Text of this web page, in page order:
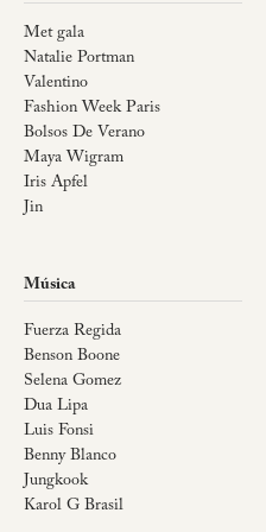
Met gala
Natalie Portman
Valentino
Fashion Week Paris
Bolsos De Verano
Maya Wigram
Iris Apfel
Jin
Música
Fuerza Regida
Benson Boone
Selena Gomez
Dua Lipa
Luis Fonsi
Benny Blanco
Jungkook
Karol G Brasil